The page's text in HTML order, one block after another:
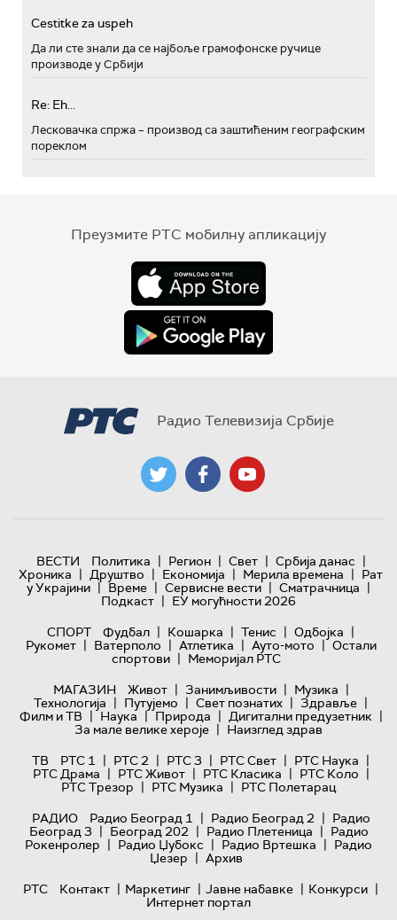
Cestitke za uspeh
Да ли сте знали да се најбоље грамофонске ручице
производе у Србији
Re: Eh...
Лесковачка спржа – производ са заштићеним географским
пореклом
Преузмите РТС мобилну апликацију
Радио Телевизија Србије
ВЕСТИ Политика | Регион | Свет | Србија данас |
Хроника | Друштво | Економија | Мерила времена | Рат
у Украјини | Време | Сервисне вести | Сматрачница |
Подкаст | ЕУ могућности 2026
СПОРТ
Фудбал | Кошарка | Тенис | Одбојка |
Рукомет | Ватерполо | Атлетика | Ауто-мото | Остали
спортови | Меморијал РТС
МАГАЗИН
Живот | Занимљивости | Музика |
Технологијa | Путујемо | Свет познатих | Здравље |
Филм и ТВ | Наука | Природа | Дигитални предузетник |
За мале велике хероје | Наизглед здрав
ТВ
РТС 1 | РТС 2 | РТС 3 | РТС Свет | РТС Наука |
РТС Драма | РТС Живот | РТС Класика | РТС Коло |
РТС Трезор | РТС Музика | РТС Полетарац
РАДИО
Радио Београд 1 | Радио Београд 2 | Радио
Београд 3 | Београд 202 | Радио Плетеница | Радио
Рокенролер | Радио Џубокс | Радио Вртешка | Радио
Џезер | Архив
РТС
Контакт | Маркетинг | Јавне набавке | Конкурси |
Интернет портал